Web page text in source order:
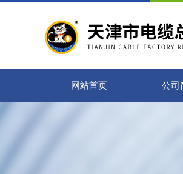
网站首页 公司